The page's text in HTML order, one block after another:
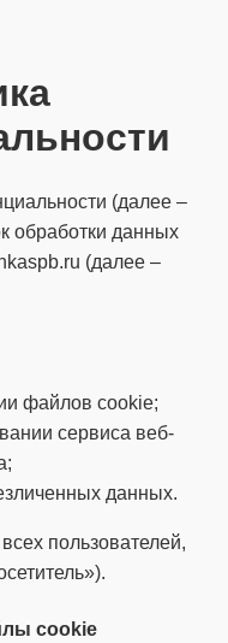
(далее –
обработки данных
(далее –
файлов cookie;
сервиса веб-
данных.
пользователей,
cookie